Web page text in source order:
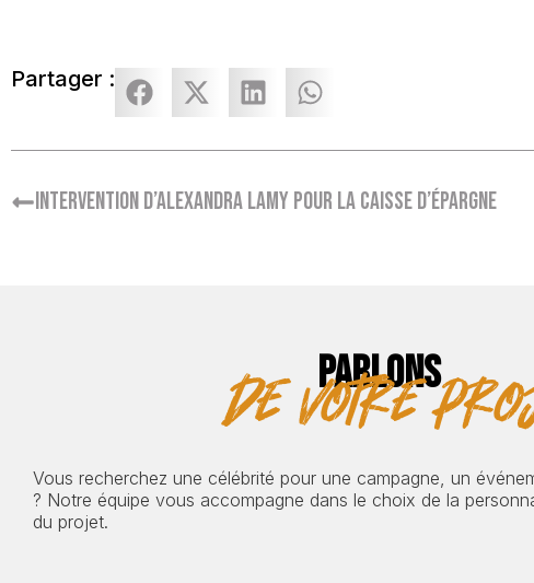
Partager :
Intervention d’Alexandra Lamy pour la Caisse d’Épargne
PARLONS
de votre
Vous recherchez une célébrité pour une campagne, un
? Notre équipe vous accompagne dans le choix de la
du projet.